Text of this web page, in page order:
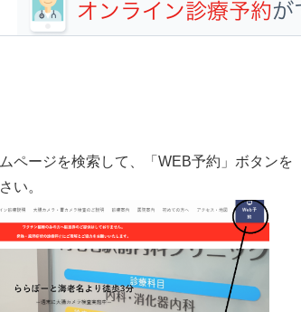
ページを検索して、「WEB予約」ボタンを
い。